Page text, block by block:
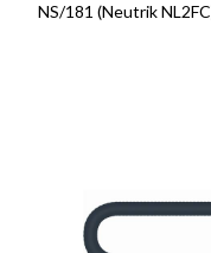
NS/181 (Neutrik